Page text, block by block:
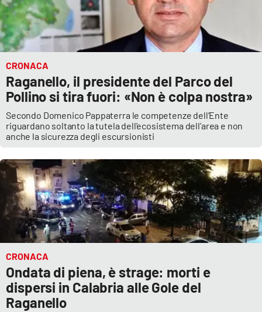
CRONACA
Raganello, il presidente del Parco del
Pollino si tira fuori: «Non è colpa nostra»
Secondo Domenico Pappaterra le competenze dell’Ente
riguardano soltanto la tutela dell’ecosistema dell’area e non
anche la sicurezza degli escursionisti
CRONACA
Ondata di piena, è strage: morti e
dispersi in Calabria alle Gole del
Raganello